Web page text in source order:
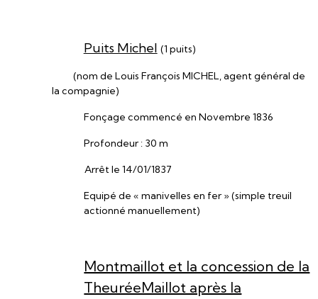
Puits Michel (1 puits)
(nom de Louis François MICHEL, agent général de
la compagnie)
Fonçage commencé en Novembre 1836
Profondeur : 30 m
Arrêt le 14/01/1837
Equipé de « manivelles en fer » (simple treuil
actionné manuellement)
Montmaillot et la concession de la
TheuréeMaillot après la